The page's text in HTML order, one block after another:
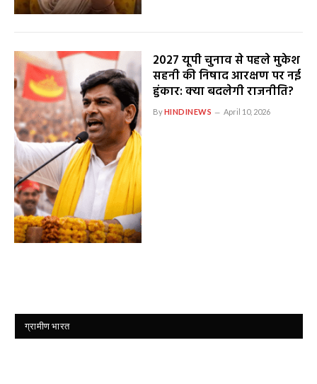
2027 यूपी चुनाव से पहले मुकेश
सहनी की निषाद आरक्षण पर नई
हुंकार: क्या बदलेगी राजनीति?
ByHINDINEWS April 10, 2026
ग्रामीण भारत